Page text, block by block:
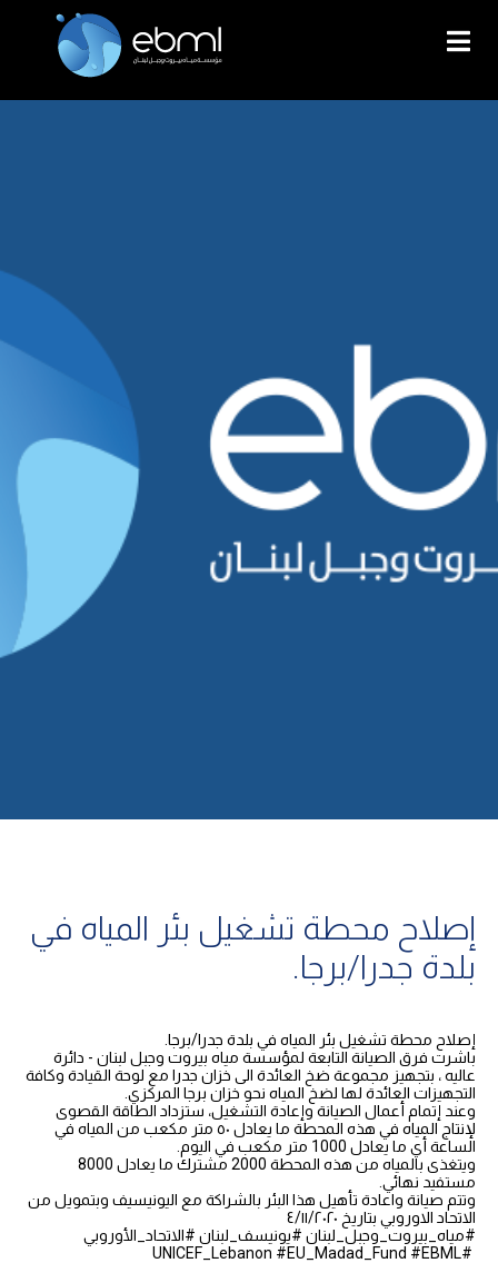
إصلاح محطة تشغيل بئر المياه في
بلدة جدرا/برجا.
إصلاح محطة تشغيل بئر المياه في بلدة جدرا/برجا.
باشرت فرق الصيانة التابعة لمؤسسة مياه بيروت وجبل لبنان - دائرة
عاليه ، بتجهيز مجموعة ضخ العائدة الى خزان جدرا مع لوحة القيادة وكافة
التجهيزات العائدة لها لضخ المياه نحو خزان برجا المركزي.
وعند إتمام أعمال الصيانة وإعادة التشغيل، ستزداد الطاقة القصوى
لإنتاج المياه في هذه المحطة ما يعادل ٥٠ متر مكعب من المياه في
الساعة أي ما يعادل 1000 متر مكعب في اليوم.
ويتغذى بالمياه من هذه المحطة 2000 مشترك ما يعادل 8000
مستفيد نهائي.
وتتم صيانة واعادة تأهيل هذا البئر بالشراكة مع اليونيسيف وبتمويل من
الاتحاد الاوروبي بتاريخ ٤/١١/٢٠٢٠
#مياه_بيروت_وجبل_لبنان #يونيسف_لبنان #الاتحاد_الأوروبي
#UNICEF_Lebanon #EU_Madad_Fund #EBML